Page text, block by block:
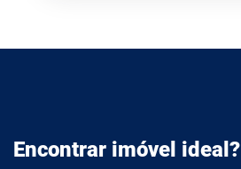
Encontrar imóvel ideal?